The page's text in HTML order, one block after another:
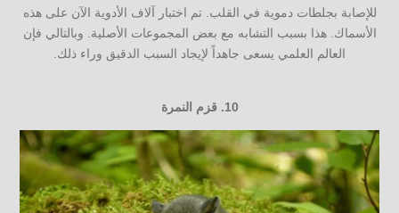
للإصابة بجلطات دموية في القلب. تم اختبار آلاف الأدوية الآن على هذه
الأسماك. هذا بسبب التشابه مع بعض المجموعات الأصلية. وبالتالي فإن
العالم العلمي يسعى جاهداً لإيجاد السبب الدقيق وراء ذلك.
10. قزم النمرة